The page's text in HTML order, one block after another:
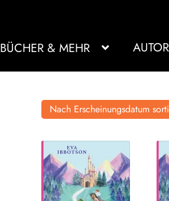
BÜCHER & MEHR
Nach Erscheinungsdatum